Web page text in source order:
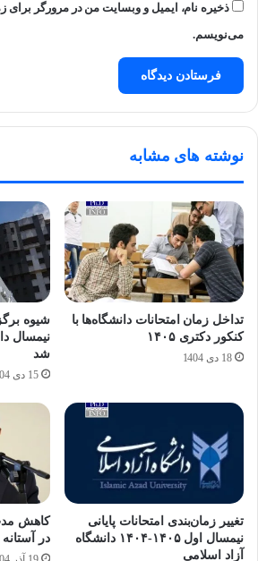
ذخیره نام، ایمیل و وبسایت من در مرورگر برای
می‌نویسم.
نوشته های مشابه
تداخل زمان امتحانات دانشگاه‌ها با
کنکور دکتری ۱۴۰۵
18 دی 1404
شیوه
نیمسال
شد
15 دی 1404
تغییر زمان‌بندی امتحانات پایانی
نیمسال اول ۱۴۰۵-۱۴۰۴ دانشگاه
آزاد اسلامی
کاهش
در